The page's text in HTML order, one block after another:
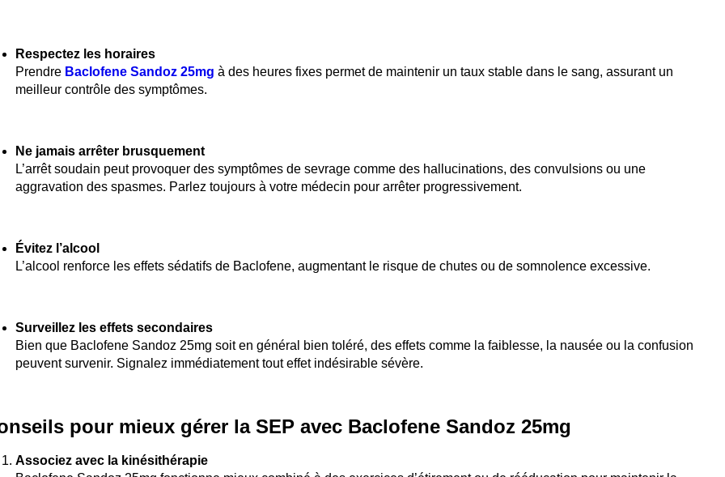
Respectez les horaires
Prendre Baclofene Sandoz 25mg à des heures fixes permet de maintenir un taux stable dans le sang, assurant un
meilleur contrôle des symptômes.
Ne jamais arrêter brusquement
L’arrêt soudain peut provoquer des symptômes de sevrage comme des hallucinations, des convulsions ou une
aggravation des spasmes. Parlez toujours à votre médecin pour arrêter progressivement.
Évitez l’alcool
L’alcool renforce les effets sédatifs de Baclofene, augmentant le risque de chutes ou de somnolence excessive.
Surveillez les effets secondaires
Bien que Baclofene Sandoz 25mg soit en général bien toléré, des effets comme la faiblesse, la nausée ou la confusion
peuvent survenir. Signalez immédiatement tout effet indésirable sévère.
pour mieux gérer la SEP avec Baclofene Sandoz 25mg
Associez avec la kinésithérapie